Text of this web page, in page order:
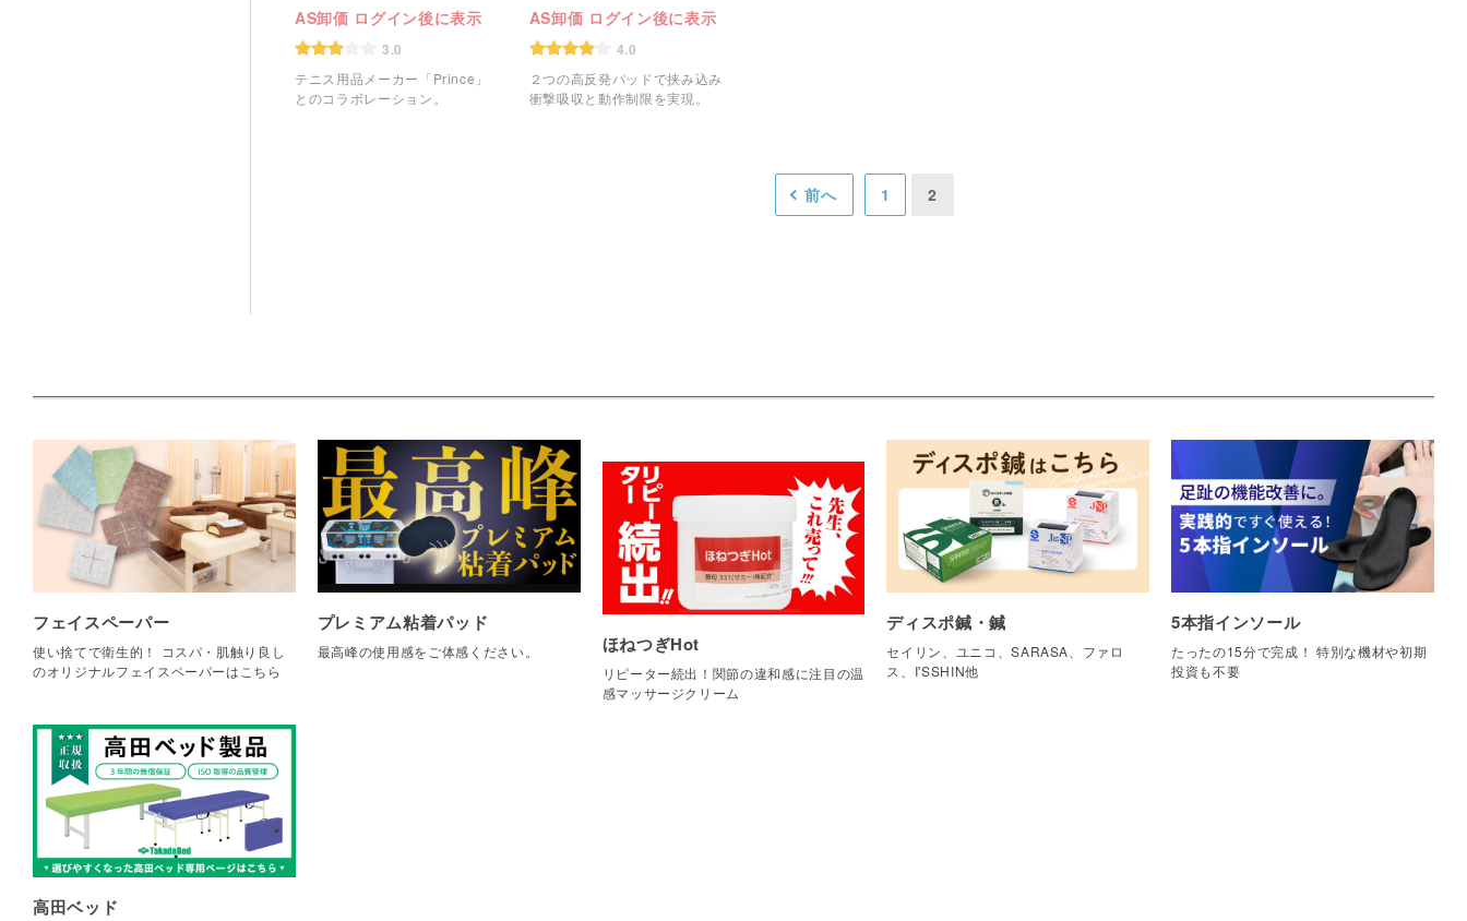
AS卸価 ログイン後に表示
3.0
テニス用品メーカー「Prince」
とのコラボレーション。
AS卸価 ログイン後に表示
4.0
２つの高反発パッドで挟み込み
衝撃吸収と動作制限を実現。
前へ 1 2
フェイスペーパー
使い捨てで衛生的！ コスパ・肌触り良し
のオリジナルフェイスペーパーはこちら
プレミアム粘着パッド
最高峰の使用感をご体感ください。 ほねつぎHot
リピーター続出！関節の違和感に注目の温
感マッサージクリーム
ディスポ鍼・鍼
セイリン、ユニコ、SARASA、ファロ
ス、I'SSHIN他
5本指インソール
たったの15分で完成！ 特別な機材や初期
投資も不要
高田ベッド